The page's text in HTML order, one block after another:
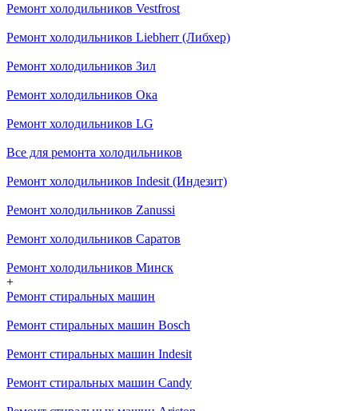
Ремонт холодильников Vestfrost
Ремонт холодильников Liebherr (Либхер)
Ремонт холодильников Зил
Ремонт холодильников Ока
Ремонт холодильников LG
Все для ремонта холодильников
Ремонт холодильников Indesit (Индезит)
Ремонт холодильников Zanussi
Ремонт холодильников Саратов
Ремонт холодильников Минск
+
Ремонт стиральных машин
Ремонт стиральных машин Bosch
Ремонт стиральных машин Indesit
Ремонт стиральных машин Candy